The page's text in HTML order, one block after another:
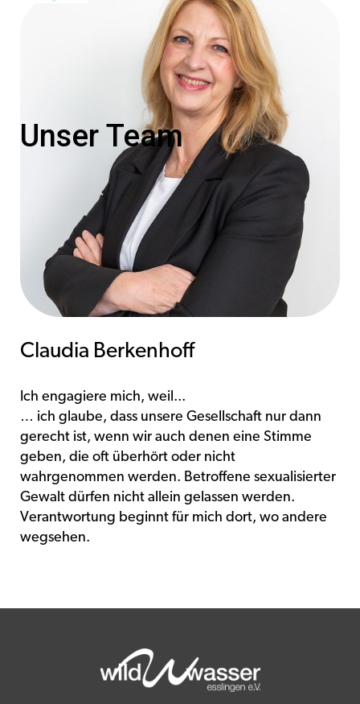
Unser Team
Claudia Berkenhoff
Ich engagiere mich, weil...
… ich glaube, dass unsere Gesellschaft nur dann
gerecht ist, wenn wir auch denen eine Stimme
geben, die oft überhört oder nicht
wahrgenommen werden. Betroffene sexualisierter
Gewalt dürfen nicht allein gelassen werden.
Verantwortung beginnt für mich dort, wo andere
wegsehen.